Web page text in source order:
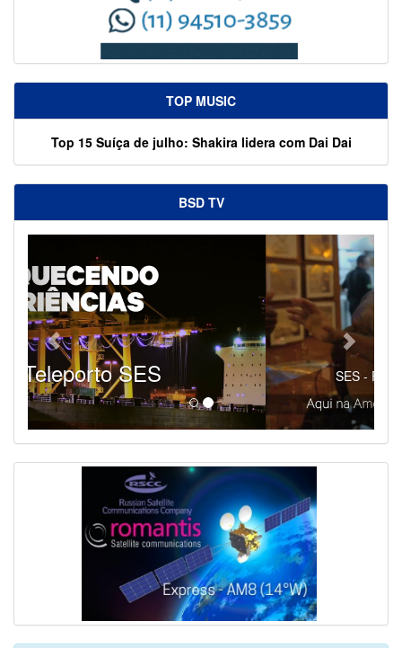
TOP MUSIC
Top 15 Suíça de julho: Shakira lidera com Dai Dai
BSD TV
SES - Fornecendo Esportes Ao Vivo